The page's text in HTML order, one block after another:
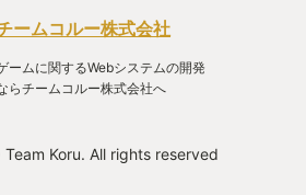
プできると思います。 そしてチュートリ
ういう思考に行き着きます。 「毎回工場
ここからがこのゲームの本番です。 「工
ス…本筋は図形パズルだ！」 そう思って
ました。 「毎回工場を作るのが面倒くさ
号"という要素があります。 お題の納品
ームコルー株式会社
ームに関するWebシステムの開発
らチームコルー株式会社へ
Koru. All rights reserved